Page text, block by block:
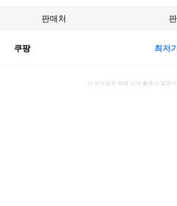
판매처
쿠팡 최저
이 포스팅은 제품 소개 활동의 일환